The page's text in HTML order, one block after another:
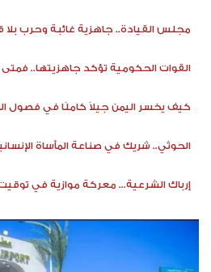
مجلس القيادة.. جاهزية غائبة وحرب بلا
القوات الحكومية تؤكد جاهزيتها.. فمتى
كيف يخسر اليمن جيلاً كاملًا في فصول
الحوثي.. شريك في صناعة المأساة
إرباك الشرعية... معركة موازية في